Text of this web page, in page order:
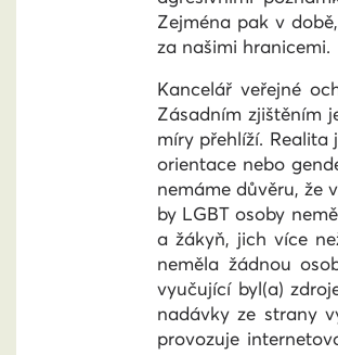
Zejména pak v
za našimi hranicemi.
Kancelář veřejné
Zásadním zjištěním
míry přehlíží.
orientace nebo
nemáme důvěru, že
by LGBT osoby
a žákyň, jich více
neměla žádnou
vyučující byl(a)
nadávky ze strany
provozuje